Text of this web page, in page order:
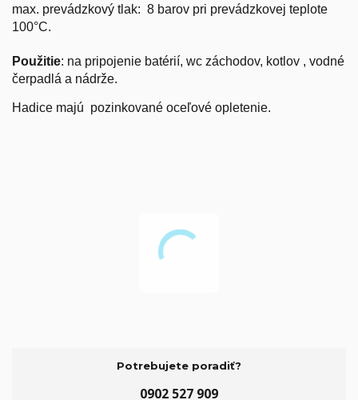
max. prevádzkový tlak: 8 barov pri prevádzkovej teplote
100°C.
Použitie: na pripojenie batérií, wc záchodov, kotlov , vodné
čerpadlá a nádrže.
Hadice majú pozinkované oceľové opletenie.
Potrebujete poradiť?
0902 527 909